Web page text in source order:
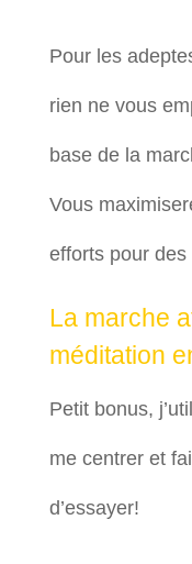
Pour les
rien ne vous
base de la
Vous
efforts pour
La marche
méditation
Petit bonus,
me centrer et
d’essayer!